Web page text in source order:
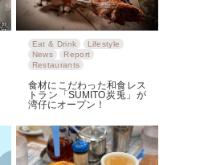
Eat & Drink
Lifestyle
News
Report
Restaurants
食材にこだわった和食レス
トラン「SUMITO炭兎」が
湾仔にオープン！